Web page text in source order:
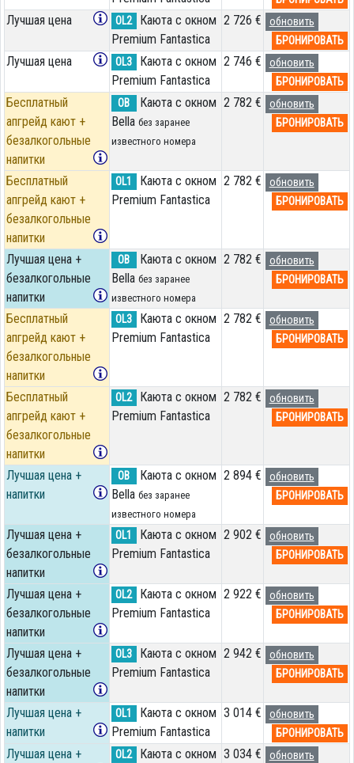
Лучшая цена OL2
Каюта с окном
Premium Fantastica
2 726 €
обновить
БРОНИРОВАТЬ
Лучшая цена OL3
Каюта с окном
Premium Fantastica
2 746 €
обновить
БРОНИРОВАТЬ
Бесплатный
апгрейд кают +
безалкогольные
напитки
OB
Каюта с окном
Bella без заранее
известного номера
2 782 €
обновить
БРОНИРОВАТЬ
Бесплатный
апгрейд кают +
безалкогольные
напитки
OL1
Каюта с окном
Premium Fantastica
2 782 €
обновить
БРОНИРОВАТЬ
Лучшая цена +
безалкогольные
напитки
OB
Каюта с окном
Bella без заранее
известного номера
2 782 €
обновить
БРОНИРОВАТЬ
Бесплатный
апгрейд кают +
безалкогольные
напитки
OL3
Каюта с окном
Premium Fantastica
2 782 €
обновить
БРОНИРОВАТЬ
Бесплатный
апгрейд кают +
безалкогольные
напитки
OL2
Каюта с окном
Premium Fantastica
2 782 €
обновить
БРОНИРОВАТЬ
Лучшая цена +
напитки
OB
Каюта с окном
Bella без заранее
известного номера
2 894 €
обновить
БРОНИРОВАТЬ
Лучшая цена +
безалкогольные
напитки
OL1
Каюта с окном
Premium Fantastica
2 902 €
обновить
БРОНИРОВАТЬ
Лучшая цена +
безалкогольные
напитки
OL2
Каюта с окном
Premium Fantastica
2 922 €
обновить
БРОНИРОВАТЬ
Лучшая цена +
безалкогольные
напитки
OL3
Каюта с окном
Premium Fantastica
2 942 €
обновить
БРОНИРОВАТЬ
Лучшая цена +
напитки
OL1
Каюта с окном
Premium Fantastica
3 014 €
обновить
БРОНИРОВАТЬ
Лучшая цена +
OL2
Каюта с окном 3 034 €
обновить